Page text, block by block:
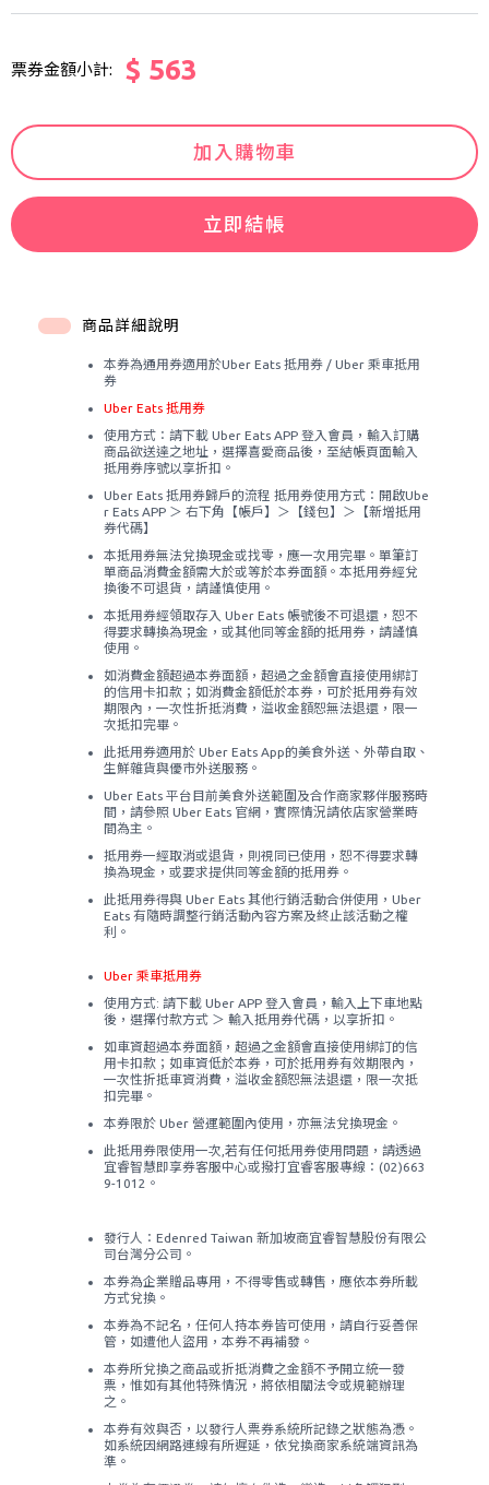
票券金額小計: $ 563
加入購物車
立即結帳
商品詳細說明
本券為通用券適用於Uber Eats 抵用券 / Uber 乘車抵用
券
Uber Eats 抵用券
使用方式：請下載 Uber Eats APP 登入會員，輸入訂購
商品欲送達之地址，選擇喜愛商品後，至結帳頁面輸入
抵用券序號以享折扣。
Uber Eats 抵用券歸戶的流程 抵用券使用方式：開啟Ube
r Eats APP ＞ 右下角【帳戶】＞【錢包】＞【新增抵用
券代碼】
本抵用券無法兌換現金或找零，應一次用完畢。單筆訂
單商品消費金額需大於或等於本券面額。本抵用券經兌
換後不可退貨，請謹慎使用。
本抵用券經領取存入 Uber Eats 帳號後不可退還，恕不
得要求轉換為現金，或其他同等金額的抵用券，請謹慎
使用。
如消費金額超過本券面額，超過之金額會直接使用綁訂
的信用卡扣款；如消費金額低於本券，可於抵用券有效
期限內，一次性折抵消費，溢收金額恕無法退還，限一
次抵扣完畢。
此抵用券適用於 Uber Eats App的美食外送、外帶自取、
生鮮雜貨與優市外送服務。
Uber Eats 平台目前美食外送範圍及合作商家夥伴服務時
間，請參照 Uber Eats 官網，實際情況請依店家營業時
間為主。
抵用券一經取消或退貨，則視同已使用，恕不得要求轉
換為現金，或要求提供同等金額的抵用券。
此抵用券得與 Uber Eats 其他行銷活動合併使用，Uber
Eats 有隨時調整行銷活動內容方案及終止該活動之權
利。
Uber 乘車抵用券
使用方式: 請下載 Uber APP 登入會員，輸入上下車地點
後，選擇付款方式 ＞ 輸入抵用券代碼，以享折扣。
如車資超過本券面額，超過之金額會直接使用綁訂的信
用卡扣款；如車資低於本券，可於抵用券有效期限內，
一次性折抵車資消費，溢收金額恕無法退還，限一次抵
扣完畢。
本券限於 Uber 營運範圍內使用，亦無法兌換現金。
此抵用券限使用一次,若有任何抵用券使用問題，請透過
宜睿智慧即享券客服中心或撥打宜睿客服專線：(02)663
9-1012。
發行人：Edenred Taiwan 新加坡商宜睿智慧股份有限公
司台灣分公司。
本券為企業贈品專用，不得零售或轉售，應依本券所載
方式兌換。
本券為不記名，任何人持本券皆可使用，請自行妥善保
管，如遭他人盜用，本券不再補發。
本券所兌換之商品或折抵消費之金額不予開立統一發
票，惟如有其他特殊情況，將依相關法令或規範辦理
之。
本券有效與否，以發行人票券系統所記錄之狀態為憑。
如系統因網路連線有所遲延，依兌換商家系統端資訊為
準。